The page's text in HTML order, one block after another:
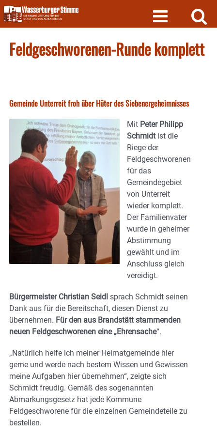
Skip
to
content
Feldgeschworenen-Runde komplett
Gemeinde Unterreit froh über Hüter des Siebenergeheimnisses
Mit Peter Philipp
Schmidtist die
Riege der
Feldgeschworenen
für das
Gemeindegebiet
von Unterreit
wieder komplett.
Der Familienvater
wurde in geheimer
Abstimmung
gewählt und im
Anschluss gleich
vereidigt.
Bürgermeister Christian Seidl sprach Schmidt seinen
Dank aus für die Bereitschaft, diesen Dienst zu
übernehmen. Für den aus Brandstätt stammenden
neuen Feldgeschworenen eine „Ehrensache“.
„Natürlich helfe ich meiner Heimatgemeinde hier
gerne und werde nach bestem Wissen und Gewissen
meine Aufgaben hier übernehmen“, zeigte sich
Schmidt freudig. Gemäß des sogenannten
Abmarkungsgesetz hat jede Kommune
Feldgeschworene für die einzelnen Gemeindeteile zu
bestellen.